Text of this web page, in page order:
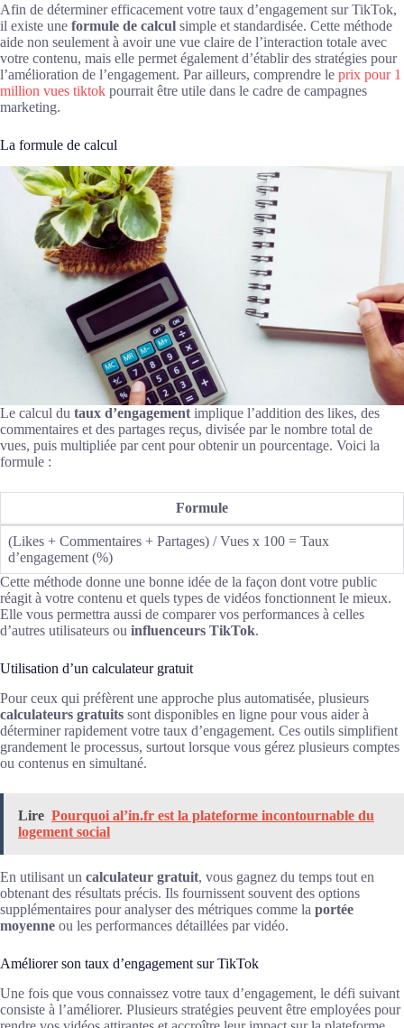
Afin de déterminer efficacement votre taux d’engagement sur TikTok,
il existe une formule de calcul simple et standardisée. Cette méthode
aide non seulement à avoir une vue claire de l’interaction totale avec
votre contenu, mais elle permet également d’établir des stratégies pour
l’amélioration de l’engagement. Par ailleurs, comprendre le prix pour 1
million vues tiktok pourrait être utile dans le cadre de campagnes
marketing.
La formule de calcul
Le calcul du taux d’engagement implique l’addition des likes, des
commentaires et des partages reçus, divisée par le nombre total de
vues, puis multipliée par cent pour obtenir un pourcentage. Voici la
formule :
Formule
(Likes + Commentaires + Partages) / Vues x 100 = Taux
d’engagement (%)
Cette méthode donne une bonne idée de la façon dont votre public
réagit à votre contenu et quels types de vidéos fonctionnent le mieux.
Elle vous permettra aussi de comparer vos performances à celles
d’autres utilisateurs ou influenceurs TikTok.
Utilisation d’un calculateur gratuit
Pour ceux qui préfèrent une approche plus automatisée, plusieurs
calculateurs gratuits sont disponibles en ligne pour vous aider à
déterminer rapidement votre taux d’engagement. Ces outils simplifient
grandement le processus, surtout lorsque vous gérez plusieurs comptes
ou contenus en simultané.
Lire Pourquoi al’in.fr est la plateforme incontournable du
logement social
En utilisant un calculateur gratuit, vous gagnez du temps tout en
obtenant des résultats précis. Ils fournissent souvent des options
supplémentaires pour analyser des métriques comme la portée
moyenne ou les performances détaillées par vidéo.
Améliorer son taux d’engagement sur TikTok
Une fois que vous connaissez votre taux d’engagement, le défi suivant
consiste à l’améliorer. Plusieurs stratégies peuvent être employées pour